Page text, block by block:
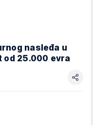
nasleđa u
od 25.000 evra